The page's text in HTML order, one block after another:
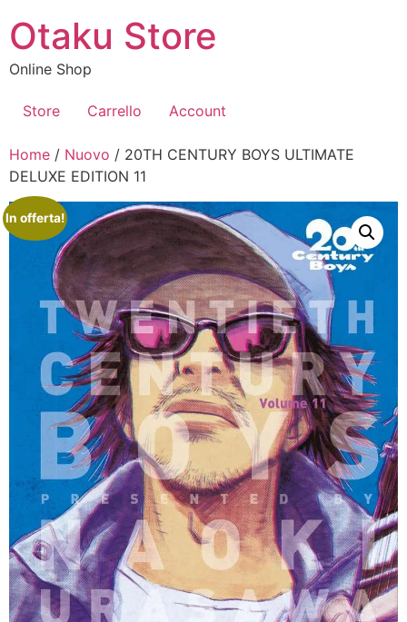
contenuto
Otaku Store
Online Shop
Store Carrello Account
Home / Nuovo / 20TH CENTURY BOYS ULTIMATE
DELUXE EDITION 11
In offerta!